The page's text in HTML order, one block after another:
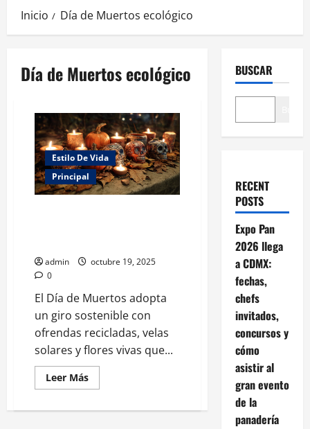
Inicio Día de Muertos ecológico
Día de Muertos ecológico
Estilo De Vida
Principal
admin
octubre 19, 2025
0
El Día de Muertos adopta
un giro sostenible con
ofrendas recicladas, velas
solares y flores vivas que...
Leer MásLeer
más
Altares
BUSCAR
RECENT
POSTS
Expo Pan
2026 llega
a CDMX:
fechas,
chefs
invitados,
concursos y
cómo
asistir al
gran evento
de la
panadería